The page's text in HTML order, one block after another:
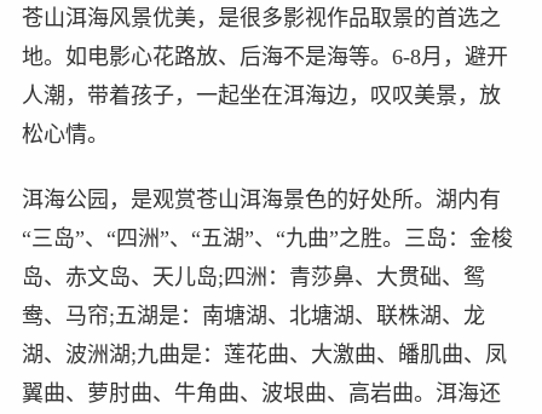
苍山洱海风景优美，是很多影视作品取景的首选之
地。如电影心花路放、后海不是海等。6-8月，避开
人潮，带着孩子，一起坐在洱海边，叹叹美景，放
松心情。
洱海公园，是观赏苍山洱海景色的好处所。湖内有
“三岛”、“四洲”、“五湖”、“九曲”之胜。三岛：金梭
岛、赤文岛、天儿岛;四洲：青莎鼻、大贯础、鸳
鸯、马帘;五湖是：南塘湖、北塘湖、联株湖、龙
湖、波洲湖;九曲是：莲花曲、大激曲、皤肌曲、凤
翼曲、萝肘曲、牛角曲、波垠曲、高岩曲。洱海还